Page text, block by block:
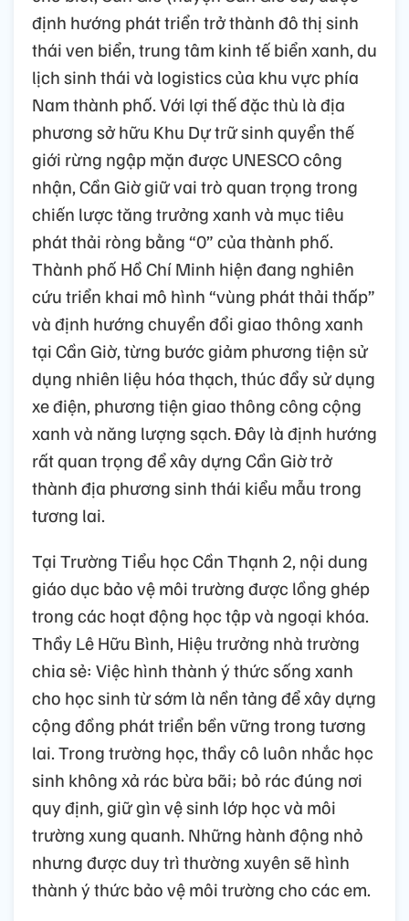
định hướng phát triển trở thành đô thị sinh
thái ven biển, trung tâm kinh tế biển xanh, du
lịch sinh thái và logistics của khu vực phía
Nam thành phố. Với lợi thế đặc thù là địa
phương sở hữu Khu Dự trữ sinh quyển thế
giới rừng ngập mặn được UNESCO công
nhận, Cần Giờ giữ vai trò quan trọng trong
chiến lược tăng trưởng xanh và mục tiêu
phát thải ròng bằng “0” của thành phố.
Thành phố Hồ Chí Minh hiện đang nghiên
cứu triển khai mô hình “vùng phát thải thấp”
và định hướng chuyển đổi giao thông xanh
tại Cần Giờ, từng bước giảm phương tiện sử
dụng nhiên liệu hóa thạch, thúc đẩy sử dụng
xe điện, phương tiện giao thông công cộng
xanh và năng lượng sạch. Đây là định hướng
rất quan trọng để xây dựng Cần Giờ trở
thành địa phương sinh thái kiểu mẫu trong
tương lai.
Tại Trường Tiểu học Cần Thạnh 2, nội dung
giáo dục bảo vệ môi trường được lồng ghép
trong các hoạt động học tập và ngoại khóa.
Thầy Lê Hữu Bình, Hiệu trưởng nhà trường
chia sẻ: Việc hình thành ý thức sống xanh
cho học sinh từ sớm là nền tảng để xây dựng
cộng đồng phát triển bền vững trong tương
lai. Trong trường học, thầy cô luôn nhắc học
sinh không xả rác bừa bãi; bỏ rác đúng nơi
quy định, giữ gìn vệ sinh lớp học và môi
trường xung quanh. Những hành động nhỏ
nhưng được duy trì thường xuyên sẽ hình
thành ý thức bảo vệ môi trường cho các em.